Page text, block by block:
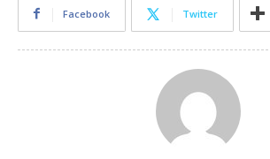
Facebook Twitter